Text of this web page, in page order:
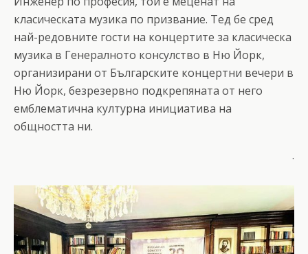
класическата музика по призвание. Тед бе сред
най-редовните гости на концертите за класическа
музика в Генералното консулство в Ню Йорк,
организирани от Българските концертни вечери в
Ню Йорк, безрезервно подкрепяната от него
емблематична културна инициатива на
общността ни.
.